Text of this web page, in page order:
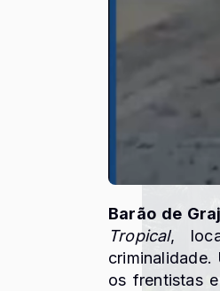
Barão de
Tropical,
criminalidade.
os frentistas